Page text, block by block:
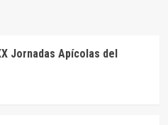
Jornadas Apícolas del